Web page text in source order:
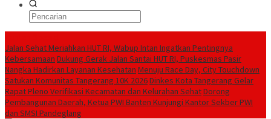
Jalan Sehat Meriahkan HUT RI, Wabup Intan Ingatkan Pentingnya
Kebersamaan Dukung Gerak Jalan Santai HUT RI, Puskesmas Pasir
Nangka Hadirkan Layanan Kesehatan Menuju Race Day, City Touchdown
Satukan Komunitas Tangerang 10K 2026Dinkes Kota Tangerang Gelar
Rapat Pleno Verifikasi Kecamatan dan Kelurahan SehatDorong
Pembangunan Daerah, Ketua PWI Banten Kunjungi Kantor Sekber PWI
dan SMSI Pandeglang